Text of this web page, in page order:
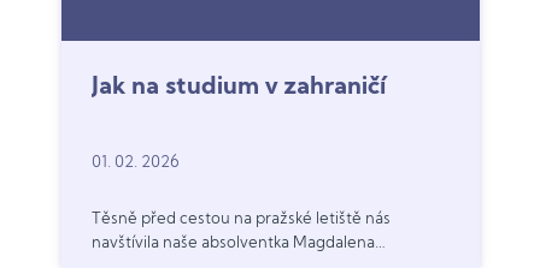
Jak na studium v zahraničí
01. 02. 2026
Těsně před cestou na pražské letiště nás
navštívila naše absolventka Magdalena